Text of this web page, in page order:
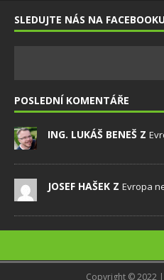
SLEDUJTE NÁS NA
POSLEDNÍ KOMENTÁŘE
ING. LUKÁŠ BENEŠ Z
JOSEF HAŠEK Z Evropa
Copyright © 2022 |